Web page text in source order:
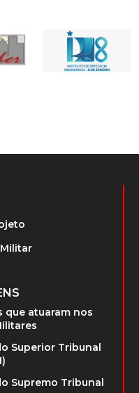
que atuaram nos
Superior Tribunal
Supremo Tribunal